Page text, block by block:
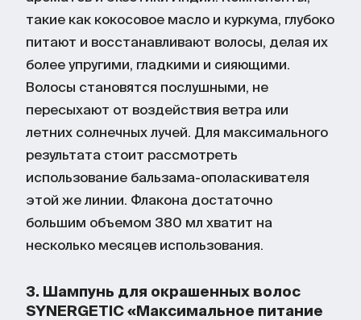
такие как кокосовое масло и куркума, глубоко
питают и восстанавливают волосы, делая их
более упругими, гладкими и сияющими.
Волосы становятся послушными, не
пересыхают от воздействия ветра или
летних солнечных лучей. Для максимального
результата стоит рассмотреть
использование бальзама-ополаскивателя
этой же линии. Флакона достаточно
большим объемом 380 мл хватит на
несколько месяцев использования.
3. Шампунь для окрашенных волос
SYNERGETIC «Максимальное питание